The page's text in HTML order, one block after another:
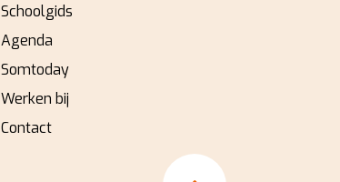
Schoolgids
Agenda
Somtoday
Werken bij
Contact